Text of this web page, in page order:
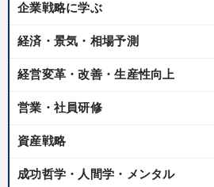
企業戦略に学ぶ
経済・景気・相場予測
経営変革・改善・生産性向上
営業・社員研修
資産戦略
成功哲学・人間学・メンタル